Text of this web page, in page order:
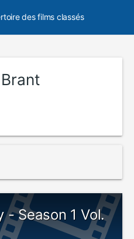
des films classés
- Season 1 Vol.